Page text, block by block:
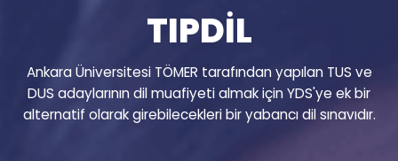
GİRİŞ YAP
ÜYE DEĞİLİM
Kitaplar ve Kaynaklar
Katılımcı Görüşleri
Faydalı Araçlar
TIPDİL
Ankara Üniversitesi TÖMER tarafından yapılan TUS ve
DUS adaylarının dil muafiyeti almak için YDS'ye ek bir
alternatif olarak girebilecekleri bir yabancı dil sınavıdır.